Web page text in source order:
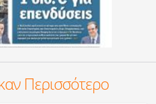
Περισσότερο